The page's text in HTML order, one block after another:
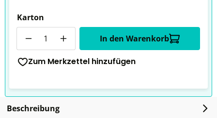
Karton
In den Warenkorb
Zum Merkzettel hinzufügen
Beschreibung